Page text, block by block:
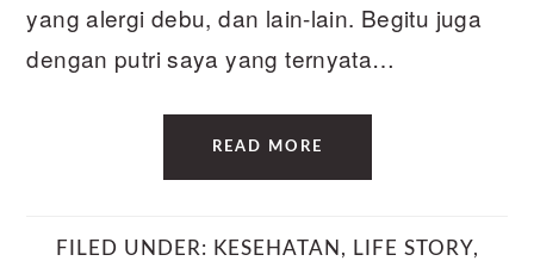
yang alergi debu, dan lain-lain. Begitu juga
dengan putri saya yang ternyata…
READ MORE
FILED UNDER: KESEHATAN , LIFE STORY,